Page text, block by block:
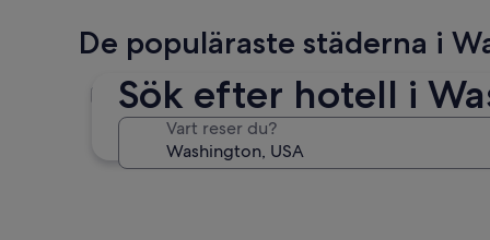
Sök efter hotell i
Vart reser du?
De populäraste städerna i
Seattle